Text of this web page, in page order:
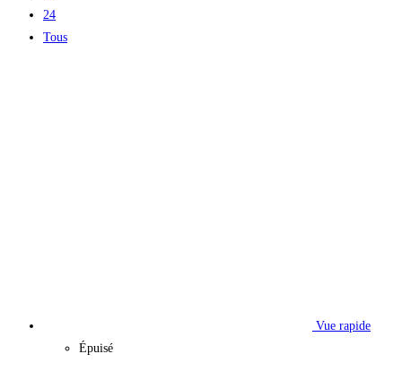
24
Tous
Vue rapide
Épuisé